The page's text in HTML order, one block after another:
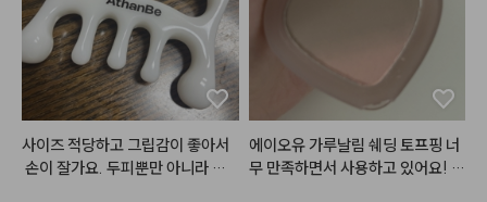
사이즈 적당하고 그립감이 좋아서
손이 잘가요. 두피뿐만 아니라 바
에이오유 가루날림 쉐딩 토프핑 너
무 만족하면서 사용하고 있어요! 일